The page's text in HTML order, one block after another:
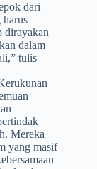
dari
harus
dirayakan
dalam
tulis
Mereka
yang masif